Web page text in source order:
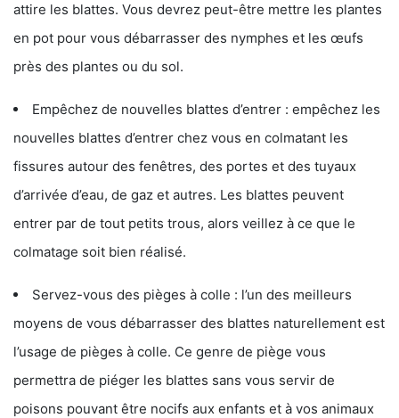
attire les blattes. Vous devrez peut-être mettre les plantes
en pot pour vous débarrasser des nymphes et les œufs
près des plantes ou du sol.
Empêchez de nouvelles blattes d’entrer : empêchez les
nouvelles blattes d’entrer chez vous en colmatant les
fissures autour des fenêtres, des portes et des tuyaux
d’arrivée d’eau, de gaz et autres. Les blattes peuvent
entrer par de tout petits trous, alors veillez à ce que le
colmatage soit bien réalisé.
Servez-vous des pièges à colle : l’un des meilleurs
moyens de vous débarrasser des blattes naturellement est
l’usage de pièges à colle. Ce genre de piège vous
permettra de piéger les blattes sans vous servir de
poisons pouvant être nocifs aux enfants et à vos animaux